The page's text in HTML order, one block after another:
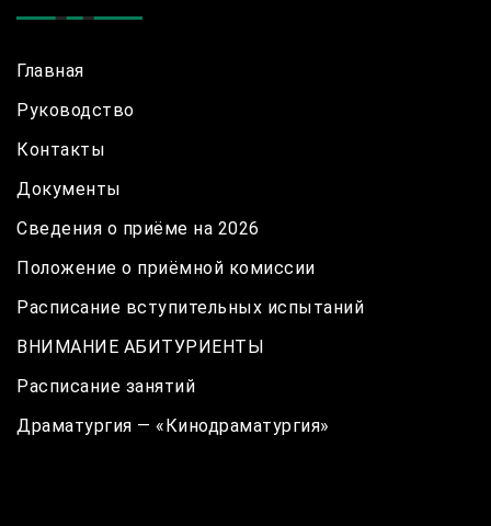
Главная
Руководство
Контакты
Документы
Сведения о приёме на 2026
Положение о приёмной комиссии
Расписание вступительных испытаний
ВНИМАНИЕ АБИТУРИЕНТЫ
Расписание занятий
Драматургия — «Кинодраматургия»